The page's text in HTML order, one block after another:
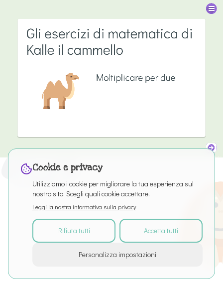
2026
Tutti i diritti riservati
Informazioni sul servizioArticlesPuro EditorPrivacy
Cookie e privacy
Utilizziamo i cookie per migliorare la tua esperienza sul
nostro sito. Scegli quali cookie accettare.
Leggi la nostra informativa sulla privacy
Rifiuta tutti Accetta tutti
Personalizza impostazioni